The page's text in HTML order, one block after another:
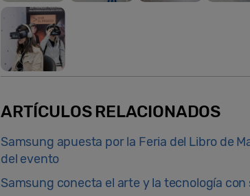
ARTÍCULOS RELACIONADOS
Samsung apuesta por la Feria del Libro de
del evento
Samsung conecta el arte y la tecnología